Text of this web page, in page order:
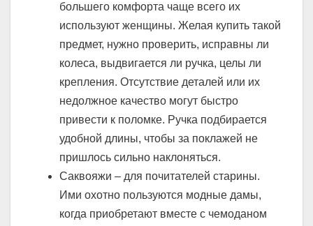
большего комфорта чаще всего их
используют женщины. Желая купить такой
предмет, нужно проверить, исправны ли
колеса, выдвигается ли ручка, целы ли
крепления. Отсутствие деталей или их
недолжное качество могут быстро
привести к поломке. Ручка подбирается
удобной длины, чтобы за поклажей не
пришлось сильно наклоняться.
Саквояжи – для почитателей старины.
Ими охотно пользуются модные дамы,
когда приобретают вместе с чемоданом